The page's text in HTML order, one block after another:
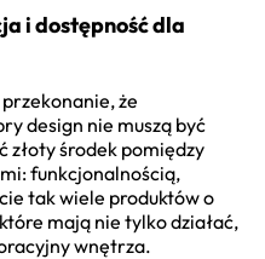
i dostępność dla
że
design nie muszą być
złoty środek pomiędzy
funkcjonalnością,
tak wiele produktów o
mają nie tylko działać,
wnętrza.